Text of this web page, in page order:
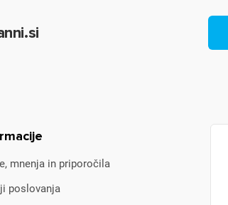
mnenja in priporočila
poslovanja